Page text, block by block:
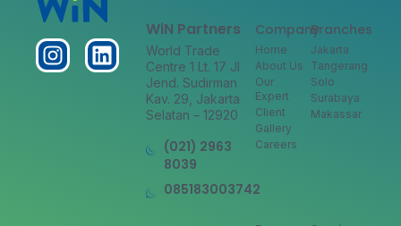
WiN Partners
World Trade
Centre 1 Lt. 17 Jl
Jend. Sudirman
Kav. 29, Jakarta
Selatan – 12920
(021) 2963
8039
085183003742
Company
Home
About Us
Our
Expert
Client
Gallery
Careers
Branches
Jakarta
Tangerang
Solo
Surabaya
Makassar